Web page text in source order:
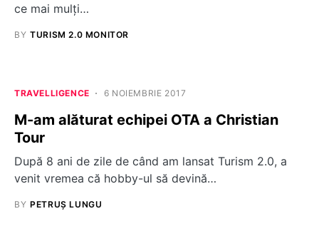
ce mai mulți…
BY TURISM 2.0 MONITOR
TRAVELLIGENCE 6 NOIEMBRIE 2017
M-am alăturat echipei OTA a Christian
Tour
După 8 ani de zile de când am lansat Turism 2.0, a
venit vremea că hobby-ul să devină…
BY PETRUȘ LUNGU